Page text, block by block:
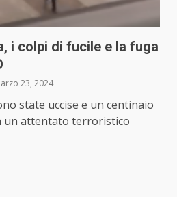
i colpi di fucile e la fuga
23, 2024
state uccise e un centinaio
un attentato terroristico